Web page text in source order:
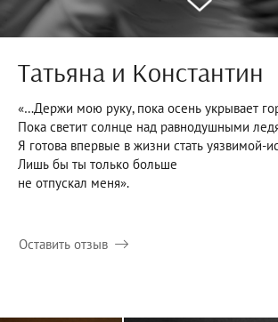
Татьяна и Константин
«…Держи мою руку, пока осень укрывает
Пока светит солнце над равнодушными
Я готова впервые в жизни стать уязвимой-
Лишь бы ты только больше
не отпускал меня».
Оставить отзыв